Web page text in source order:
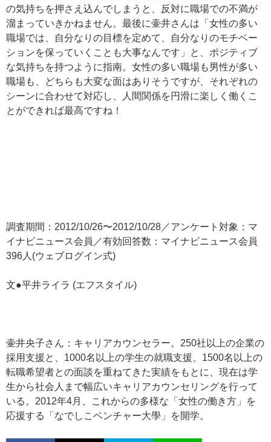
の気持ちを押さえ込んでしまうと、反対に職場での不満が
溜まっていきかねません。最後に壷井さんは「女性の多い
職場では、自分なりの目標を定めて、自分なりのモチベー
ションを保っていくことも大事なんです」と、ポジティブ
な気持ちを持つように指南。女性の多い職場も男性が多い
職場も、どちらも大変な面はありそうですが、それぞれの
シーンに合わせて対応し、人間関係を円滑に楽しく働くこ
とができれば最高ですね！
調査期間：2012/10/26〜2012/10/28／アンケート対象：マ
イナビニュース会員／有効回答数：マイナビニュース会員
396人(ウェブログイン式)
文●平井ライラ (エフスタイル)
壷井央子さん：キャリアカウンセラー。250社以上の企業の
採用支援と、1000名以上の学生の就職支援、1500名以上の
転職希望者との面談を重ねてきた実績をもとに、現在は学
生から社会人まで幅広いキャリアカウンセリングを行って
いる。2012年4月、これからの多様な「女性の働き方」を
応援する「なでしこベンチャー大學」を開学。